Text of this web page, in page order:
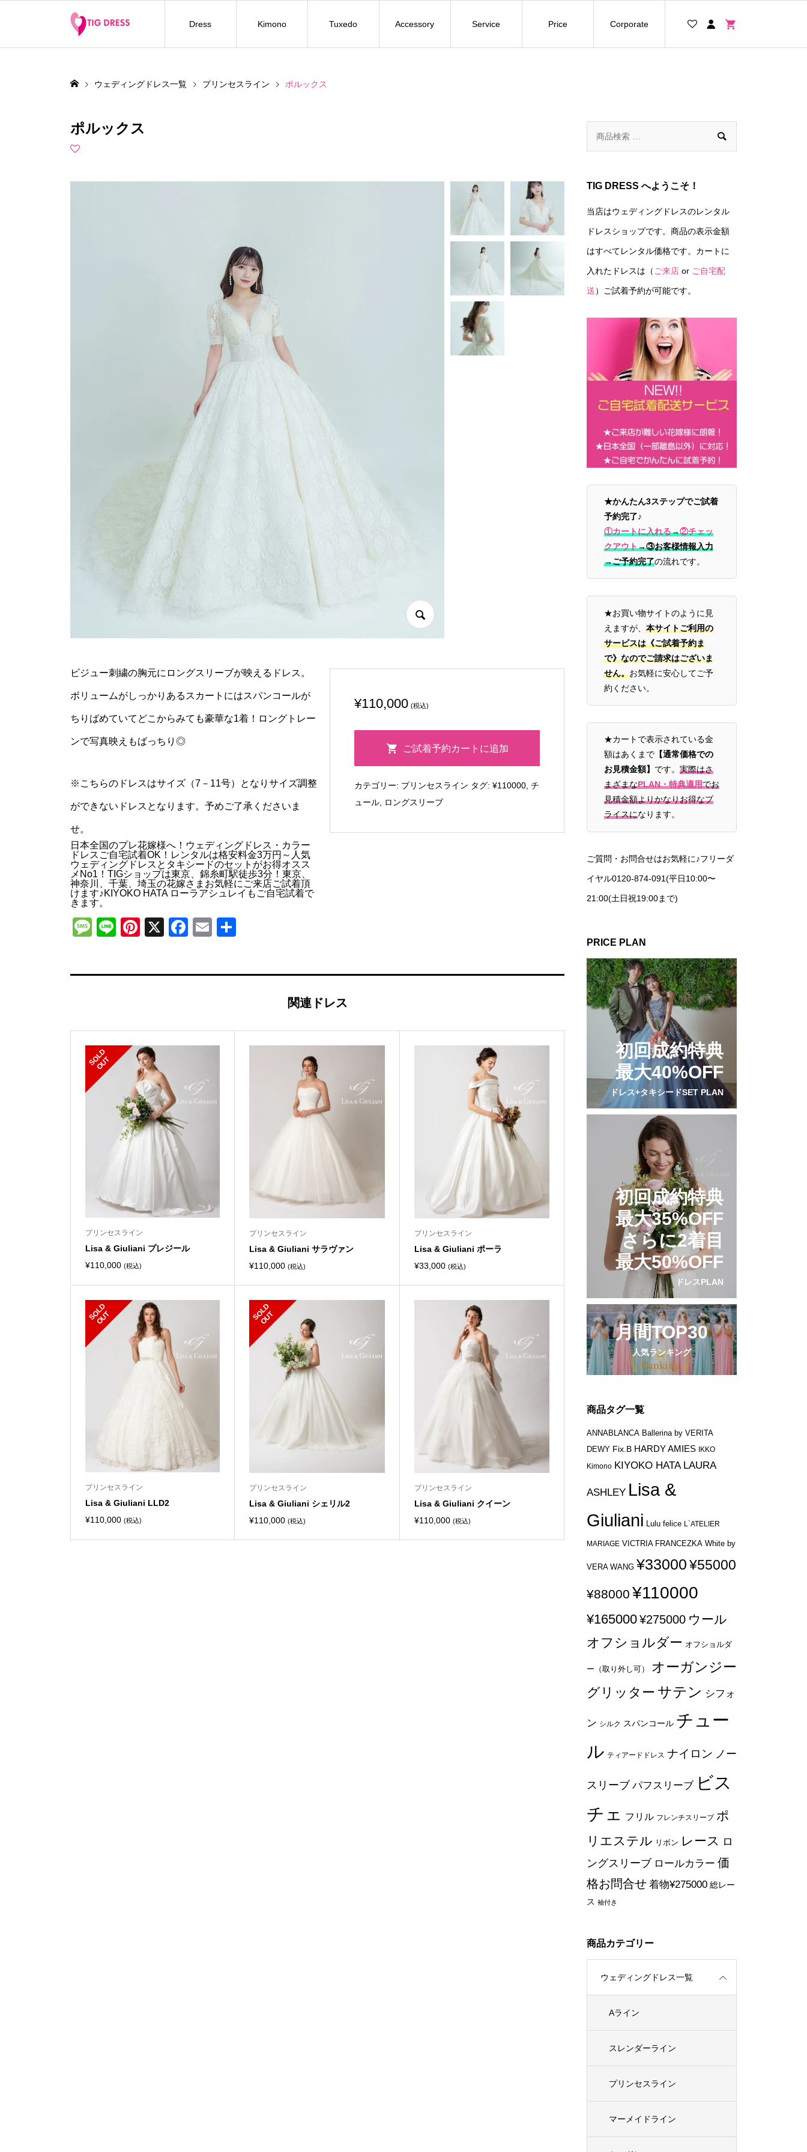
Dress Kimono Tuxedo Accessory Service Price Corporate
ウェディングドレス一覧 プリンセスライン ポルックス
ポルックス
ビジュー刺繍の胸元にロングスリーブが映えるドレス。
ボリュームがしっかりあるスカートにはスパンコールが
ちりばめていてどこからみても豪華な1着！ロングトレー
ンで写真映えもばっちり◎
※こちらのドレスはサイズ（7－11号）となりサイズ調整
ができないドレスとなります。予めご了承くださいま
せ。
日本全国のプレ花嫁様へ！ウェディングドレス・カラー
ドレスご自宅試着OK！レンタルは格安料金3万円～人気
ウェディングドレスとタキシードのセットがお得オスス
メNo1！TIGショップは東京、錦糸町駅徒歩3分！東京、
神奈川、千葉、埼玉の花嫁さまお気軽にご来店ご試着頂
けます♪KIYOKO HATA ローラアシュレイもご自宅試着で
きます。
Message
LinePinterest
X Facebook
Email
¥110,000 (税込)
ク
ス
ご試着予約カートに追加
カテゴリー: プリンセスライン タグ:¥110000,チ
ュール, ロングスリーブ
関連ドレス
S
O
L
D
O
U
T
プリンセスライン
Lisa & Giuliani プレジール
¥110,000 (税込)
プリンセスライン
Lisa & Giuliani サラヴァン
¥110,000 (税込)
プリンセスライン
Lisa & Giuliani ポーラ
¥33,000 (税込)
S
O
L
D
O
U
T
プリンセスライン
Lisa & Giuliani LLD2
¥110,000 (税込)
S
O
L
D
O
U
T
プリンセスライン
Lisa & Giuliani シェリル2
¥110,000 (税込)
プリンセスライン
Lisa & Giuliani クイーン
¥110,000 (税込)

TIG DRESS へようこそ！
当店はウェディングドレスのレンタル
ドレスショップです。商品の表示金額
はすべてレンタル価格です。カートに
入れたドレスは（ ご来店 or ご自宅配
送）ご試着予約が可能です。
★かんたん3ステップでご試着
予約完了♪
①カートに入れる→②チェッ
クアウト→③お客様情報入力
→ご予約完了の流れです。
★お買い物サイトのように見
えますが、 本サイトご利用の
サービスは《ご試着予約ま
で》なのでご請求はございま
せん。お気軽に安心してご予
約ください。
★カートで表示されている金
額はあくまで 【通常価格での
お見積金額】 です。 実際はさ
まざまなPLAN・特典適用でお
見積金額よりかなりお得なプ
ライスになります。
ご質問・お問合せはお気軽に♪フリーダ
イヤル0120-874-091(平日10:00〜
21:00(土日祝19:00まで)
PRICE PLAN
初回成約特典
最大40%OFF
ドレス+タキシードSET PLAN
初回成約特典
最大35%OFF
さらに2着目
最大50%OFF
ドレスPLAN
月間TOP30
人気ランキング
商品タグ一覧
ANNABLANCA Ballerina by VERITA
DEWY Fix.B HARDY AMIES IKKO
Kimono KIYOKO HATA LAURA
ASHLEY Lisa &
Giuliani
Lulu felice L`ATELIER
MARIAGE VICTRIA FRANCEZKA White by
VERA WANG ¥33000¥55000
¥88000 ¥110000
¥165000¥275000 ウール
オフショルダー オフショルダ
ー（取り外し可） オーガンジー
グリッター サテン シフォ
ン シルク スパンコール チュー
ル ティアードドレス ナイロン ノー
スリーブ パフスリーブ ビス
チェ フリル フレンチスリーブ ポ
リエステル リボン レース ロ
ングスリーブ ロールカラー 価
格お問合せ 着物¥275000 総レー
ス 袖付き
商品カテゴリー
ウェディングドレス一覧
Aライン
スレンダーライン
プリンセスライン
マーメイドライン